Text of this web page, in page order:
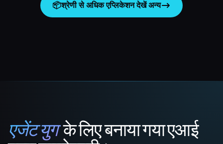
📦श्रेणी से अधिक एप्लिकेशन देखेंअन्य
That AI Collection
एजेंट युगके लिए बनाया गया एआई